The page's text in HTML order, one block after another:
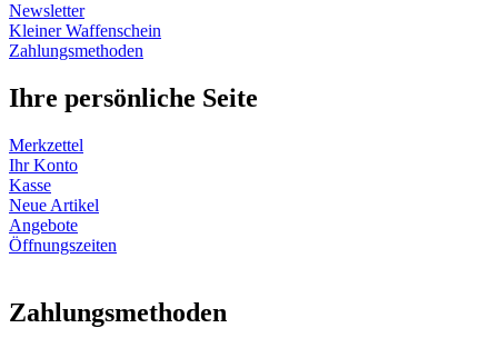
Newsletter
Kleiner Waffenschein
Zahlungsmethoden
Ihre persönliche Seite
Merkzettel
Ihr Konto
Kasse
Neue Artikel
Angebote
Öffnungszeiten
Zahlungsmethoden